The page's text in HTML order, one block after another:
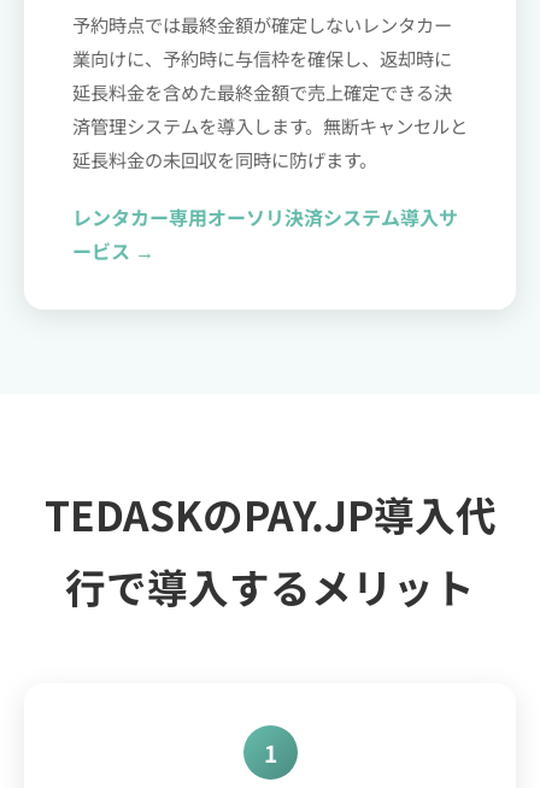
予約時点では最終金額が確定しないレンタカー
業向けに、予約時に与信枠を確保し、返却時に
延長料金を含めた最終金額で売上確定できる決
済管理システムを導入します。無断キャンセルと
延長料金の未回収を同時に防げます。
レンタカー専用オーソリ決済システム導入サ
ービス →
TEDASKのPAY.JP導入代
行で導入するメリット
1